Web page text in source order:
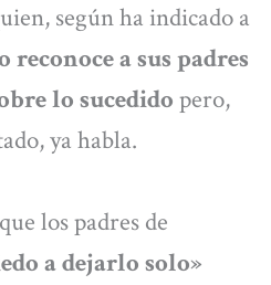
según ha indicado a
reconoce a sus padres
lo sucedido pero,
ya habla.
los padres de
a dejarlo solo»